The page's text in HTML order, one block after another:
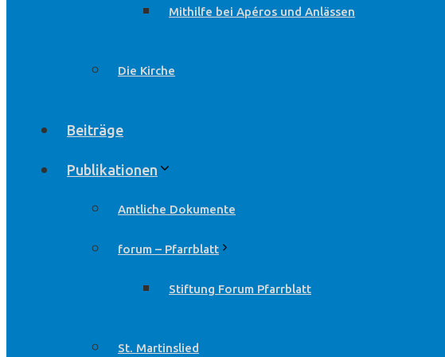
Mithilfe bei Apéros und Anlässen
Die Kirche
Beiträge
Publikationen
Amtliche Dokumente
forum – Pfarrblatt
Stiftung Forum Pfarrblatt
St. Martinslied